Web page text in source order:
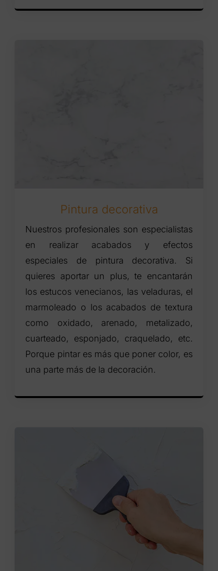
Pintura decorativa
Nuestros profesionales son especialistas
en realizar acabados y efectos
especiales de pintura decorativa. Si
quieres aportar un plus, te encantarán
los estucos venecianos, las veladuras, el
marmoleado o los acabados de textura
como oxidado, arenado, metalizado,
cuarteado, esponjado, craquelado, etc.
Porque pintar es más que poner color, es
una parte más de la decoración.